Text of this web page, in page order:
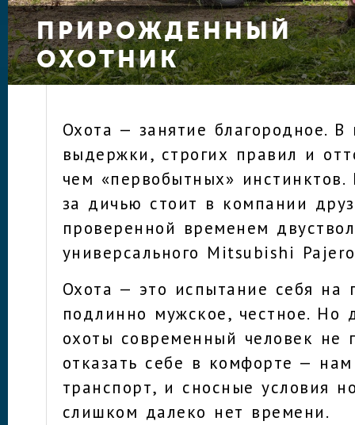
ПРИРОЖДЕННЫЙ
ОХОТНИК
Охота — занятие благородное.
выдержки, строгих правил и
чем «первобытных» инстинктов.
за дичью стоит в компании
проверенной временем
универсального Mitsubishi
Охота — это испытание себя на
подлинно мужское, честное. Но
охоты современный человек не
отказать себе в комфорте —
транспорт, и сносные условия
слишком далеко нет времени.